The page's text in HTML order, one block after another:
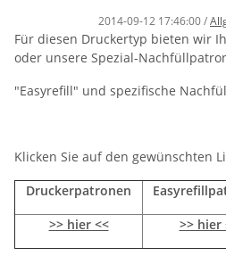
2014-09-12 17:46:00/
Für diesen Druckertyp bieten wir
oder unsere Spezial-
"Easyrefill" und spezifische
Klicken Sie auf den gewünschten
Druckerpatronen
>> hier <<
>> hier